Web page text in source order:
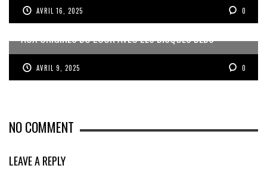
AVRIL 16, 2025 0
AUX ORIGINES DU ZOUK AVEC LES DISQUES DEBS
AVRIL 9, 2025 0
NO COMMENT
LEAVE A REPLY